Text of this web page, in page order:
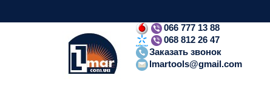
066 777 13 88
068 812 26 47
Заказать звонок
lmartools@gmail.com